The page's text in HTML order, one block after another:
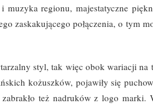
regionu, majestatyczne
zaskakującego połączenia, o tym
styl, tak więc obok wariacji
kożuszków, pojawiły się
też nadruków z logo